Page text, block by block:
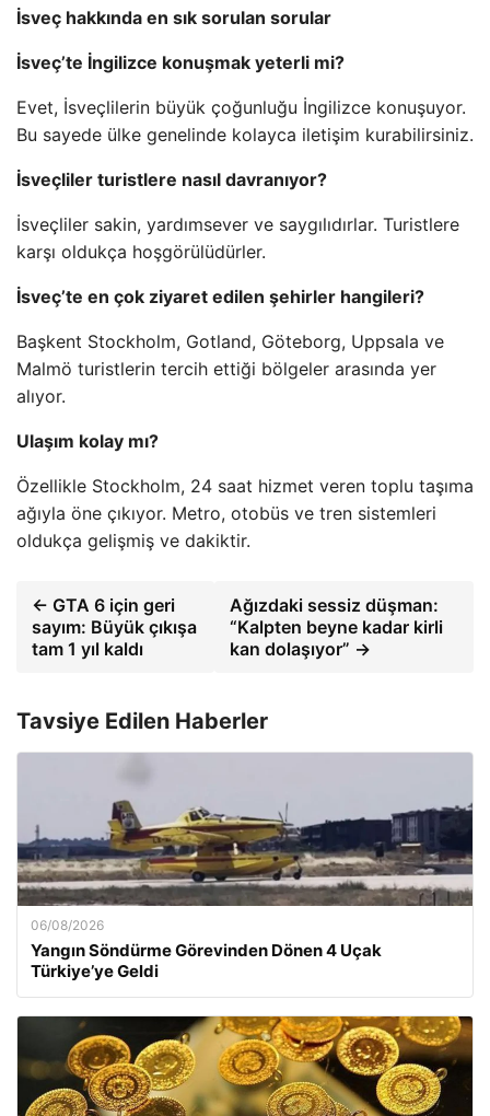
İsveç hakkında en sık sorulan sorular
İsveç’te İngilizce konuşmak yeterli mi?
Evet, İsveçlilerin büyük çoğunluğu İngilizce konuşuyor.
Bu sayede ülke genelinde kolayca iletişim kurabilirsiniz.
İsveçliler turistlere nasıl davranıyor?
İsveçliler sakin, yardımsever ve saygılıdırlar. Turistlere
karşı oldukça hoşgörülüdürler.
İsveç’te en çok ziyaret edilen şehirler hangileri?
Başkent Stockholm, Gotland, Göteborg, Uppsala ve
Malmö turistlerin tercih ettiği bölgeler arasında yer
alıyor.
Ulaşım kolay mı?
Özellikle Stockholm, 24 saat hizmet veren toplu taşıma
ağıyla öne çıkıyor. Metro, otobüs ve tren sistemleri
oldukça gelişmiş ve dakiktir.
← GTA 6 için geri
sayım: Büyük çıkışa
tam 1 yıl kaldı
Ağızdaki sessiz düşman:
“Kalpten beyne kadar kirli
kan dolaşıyor” →
Tavsiye Edilen Haberler
06/08/2026
Yangın Söndürme Görevinden Dönen 4 Uçak
Türkiye’ye Geldi